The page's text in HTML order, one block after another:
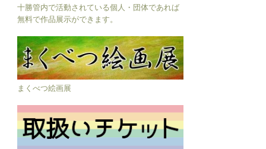
十勝管内で活動されている個人・団体であれば
無料で作品展示ができます。
まくべつ絵画展